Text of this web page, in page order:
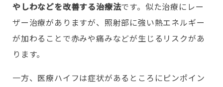
やしわなどを改善する治療法です。似た治療にレー
ザー治療がありますが、照射部に強い熱エネルギー
が加わることで赤みや痛みなどが生じるリスクがあ
ります。
一方、医療ハイフは症状があるところにピンポイン